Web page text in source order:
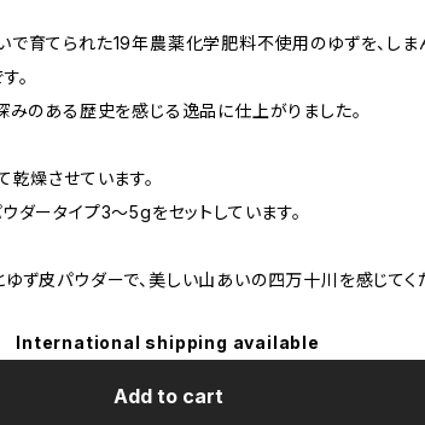
育てられた19年農薬化学肥料不使用のゆずを、しま
。
みのある歴史を感じる逸品に仕上がりました。
乾燥させています。
ダータイプ3〜5gをセットしています。
ず皮パウダーで、美しい山あいの四万十川を感じてく
International shipping available
Add to cart